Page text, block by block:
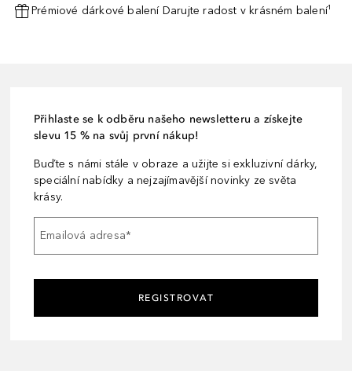
Prémiové dárkové balení Darujte radost v krásném balení¹
Přihlaste se k odběru našeho newsletteru a získejte
slevu 15 % na svůj první nákup!
Buďte s námi stále v obraze a užijte si exkluzivní dárky,
speciální nabídky a nejzajímavější novinky ze světa
krásy.
Emailová adresa*
REGISTROVAT